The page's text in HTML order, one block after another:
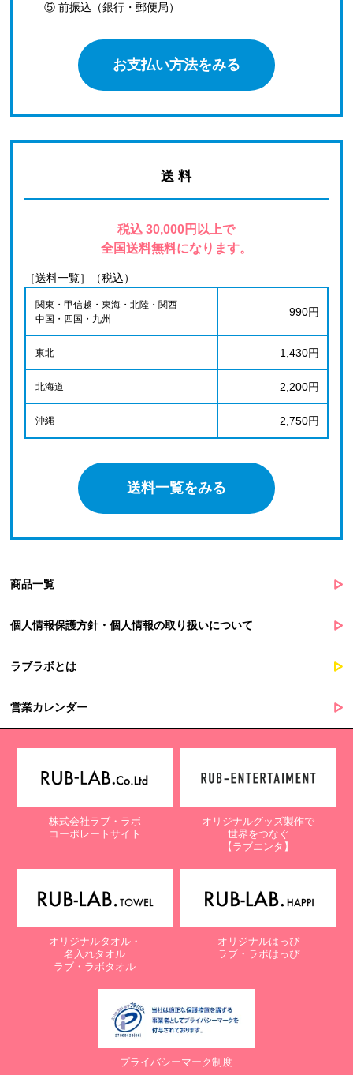
⑤ 前振込（銀行・郵便局）
お支払い方法をみる
送 料
税込 30,000円以上で
全国送料無料になります。
［送料一覧］（税込）
関東・甲信越・東海・北陸・関西
中国・四国・九州
990円
東北 1,430円
北海道 2,200円
沖縄 2,750円
送料一覧をみる
商品一覧
個人情報保護方針・個人情報の取り扱いについて
ラブラボとは
営業カレンダー
株式会社ラブ・ラボ
コーポレートサイト
オリジナルグッズ製作で
世界をつなぐ
【ラブエンタ】
オリジナルタオル・
名入れタオル
ラブ・ラボタオル
オリジナルはっぴ
ラブ・ラボはっぴ
プライバシーマーク制度